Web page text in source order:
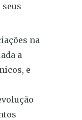
seus
na
a
e